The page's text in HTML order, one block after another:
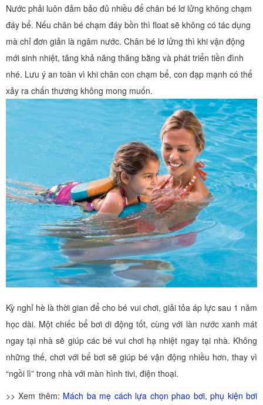
Nước phải luôn đảm bảo đủ nhiều để chân bé lơ lửng không chạm
đáy bể. Nếu chân bé chạm đáy bồn thì float sẽ không có tác dụng
mà chỉ đơn giản là ngâm nước. Chân bé lơ lửng thì khi vận động
mới sinh nhiệt, tăng khả năng thăng bằng và phát triển tiền đình
nhé. Lưu ý an toàn vì khi chân con chạm bể, con đạp mạnh có thể
xảy ra chấn thương không mong muốn.
Kỳ nghỉ hè là thời gian để cho bé vui chơi, giải tỏa áp lực sau 1 năm
học dài. Một chiếc bể bơi di động tốt, cùng với làn nước xanh mát
ngay tại nhà sẽ giúp các bé vui chơi hạ nhiệt ngay tại nhà. Không
những thế, chơi với bể bơi sẽ giúp bé vận động nhiều hơn, thay vì
“ngồi lì” trong nhà với màn hình tivi, điện thoại.
>> Xem thêm: Mách ba mẹ cách lựa chọn phao bơi, phụ kiện bơi